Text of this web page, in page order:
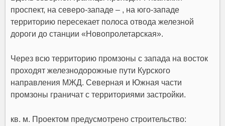
проспект, на северо-западе – , на юго-западе
территорию пересекает полоса отвода железной
дороги до станции «Новопролетарская».
Через всю территорию промзоны с запада на восток
проходят железнодорожные пути Курского
направления МЖД. Северная и Южная части
промзоны граничат с территориями застройки.
кв. м. Проектом предусмотрено строительство: